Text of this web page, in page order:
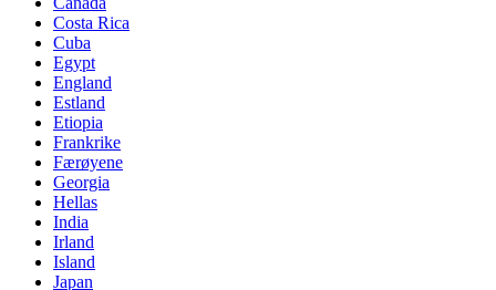
Costa Rica
Cuba
Egypt
England
Estland
Etiopia
Frankrike
Færøyene
Georgia
Hellas
India
Irland
Island
Japan